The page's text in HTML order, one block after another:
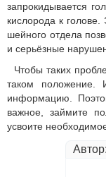
запрокидывается
кислорода к
шейного отдела
и серьёзные
Чтобы таких
таком положение.
информацию.
важное, займите
усвоите
Автор: